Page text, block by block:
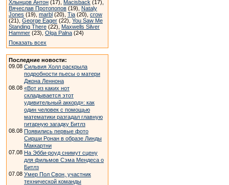
Хлынцов Антон (17), Macisback (17),
Вячеслав Протопопов (19), Nataly
Jones (19), marbl (20), Tia (20), crow
(21), George Eager (22), You Saw Me
Standing There (22), Maxwells Silver
Hammer (23), Olga Palna (24)
Показать всех
Последние новости:
09.08 Сильвия Холл раскрыла
подробности пьесы о матери
Джона Леннона
08.08 «Вот из каких нот
складывается этот
удивительный аккорд»: как
один человек с помощью
математики разгадал главную
гитарную загадку Битлз
08.08 Появились первые фото
Сирши Ронан в образе Линды
Маккартни
07.08 На Эбби-роуд снимут сцену
для фильмов Сэма Мендеса о
Битлз
07.08 Умер Пол Свон, участник
технической команды